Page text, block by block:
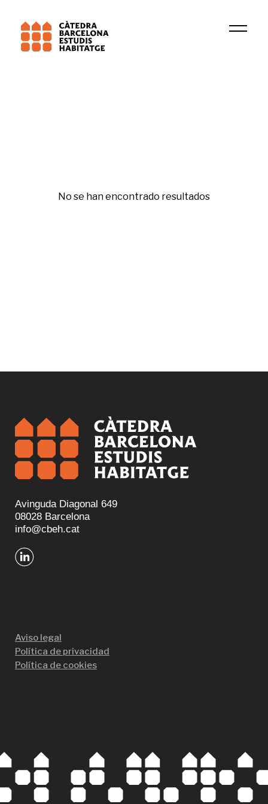
No se han encontrado resultados
Avinguda Diagonal 649
08028 Barcelona
info@cbeh.cat
Aviso legal
Política de privacidad
Política de cookies